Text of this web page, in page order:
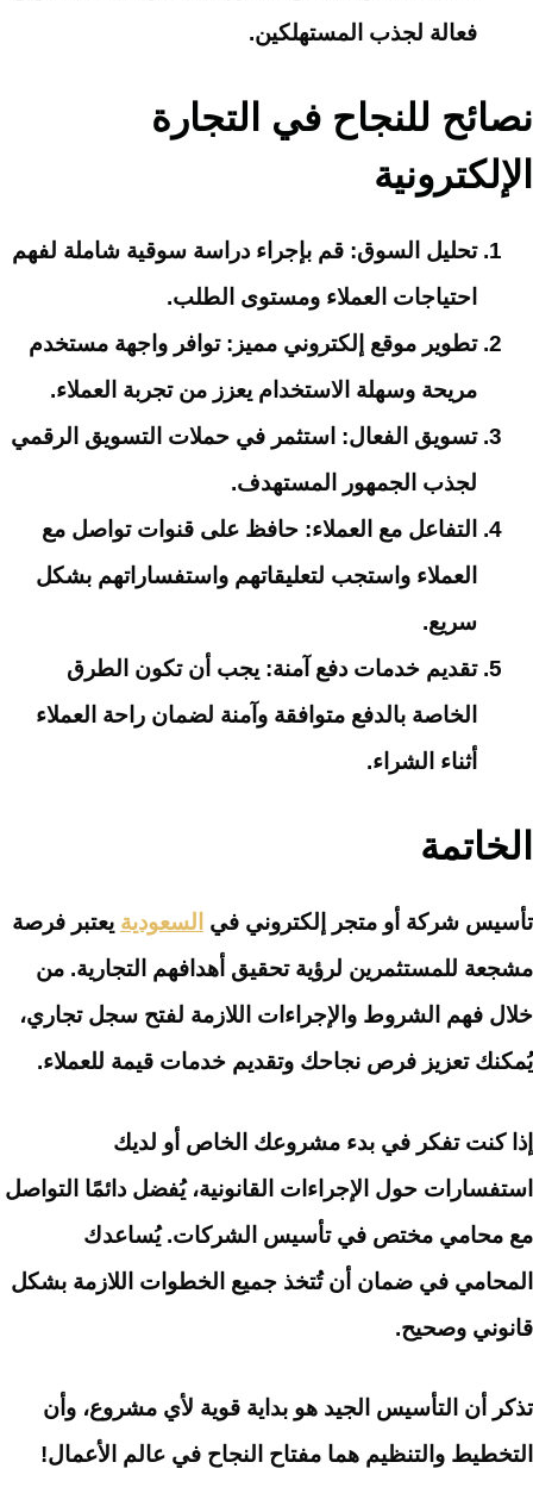
فعالة لجذب المستهلكين.
نصائح للنجاح في التجارة
الإلكترونية
تحليل السوق: قم بإجراء دراسة سوقية شاملة لفهم
احتياجات العملاء ومستوى الطلب.
تطوير موقع إلكتروني مميز : توافر واجهة مستخدم
مريحة وسهلة الاستخدام يعزز من تجربة العملاء.
تسويق الفعال: استثمر في حملات التسويق الرقمي
لجذب الجمهور المستهدف.
التفاعل مع العملاء: حافظ على قنوات تواصل مع
العملاء واستجب لتعليقاتهم واستفساراتهم بشكل
سريع.
تقديم خدمات دفع آمنة: يجب أن تكون الطرق
الخاصة بالدفع متوافقة وآمنة لضمان راحة العملاء
أثناء الشراء.
الخاتمة
تأسيس شركة أو متجر إلكتروني في السعودية يعتبر فرصة
مشجعة للمستثمرين لرؤية تحقيق أهدافهم التجارية. من
خلال فهم الشروط والإجراءات اللازمة لفتح سجل تجاري،
يُمكنك تعزيز فرص نجاحك وتقديم خدمات قيمة للعملاء.
إذا كنت تفكر في بدء مشروعك الخاص أو لديك
استفسارات حول الإجراءات القانونية، يُفضل دائمًا التواصل
مع محامي مختص في تأسيس الشركات. يُساعدك
المحامي في ضمان أن تُتخذ جميع الخطوات اللازمة بشكل
قانوني وصحيح.
تذكر أن التأسيس الجيد هو بداية قوية لأي مشروع، وأن
التخطيط والتنظيم هما مفتاح النجاح في عالم الأعمال!